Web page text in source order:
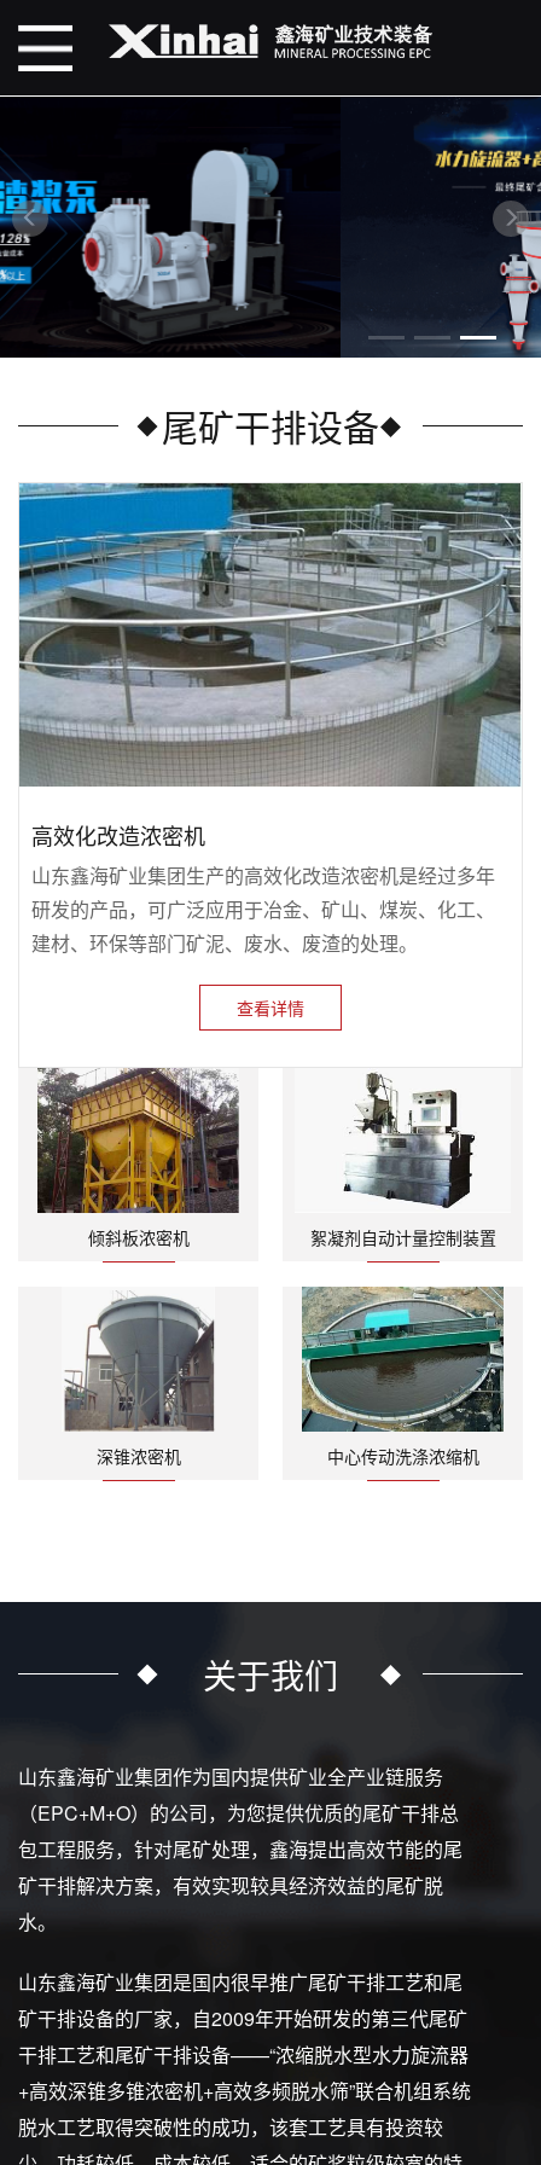
尾矿干排设备
高效化改造浓密机
山东鑫海矿业集团生产的高效化改造浓密机是经过多年
研发的产品，可广泛应用于冶金、矿山、煤炭、化工、
建材、环保等部门矿泥、废水、废渣的处理。
查看详情
倾斜板浓密机
深锥浓密机
絮凝剂自动计量控制装置
中心传动洗涤浓缩机
关于我们
山东鑫海矿业集团作为国内提供矿业全产业链服务
（EPC+M+O）的公司，为您提供优质的尾矿干排总
包工程服务，针对尾矿处理，鑫海提出高效节能的尾
矿干排解决方案，有效实现较具经济效益的尾矿脱
水。
山东鑫海矿业集团是国内很早推广尾矿干排工艺和尾
矿干排设备的厂家，自2009年开始研发的第三代尾矿
干排工艺和尾矿干排设备——“浓缩脱水型水力旋流器
+高效深锥多锥浓密机+高效多频脱水筛”联合机组系统
脱水工艺取得突破性的成功，该套工艺具有投资较